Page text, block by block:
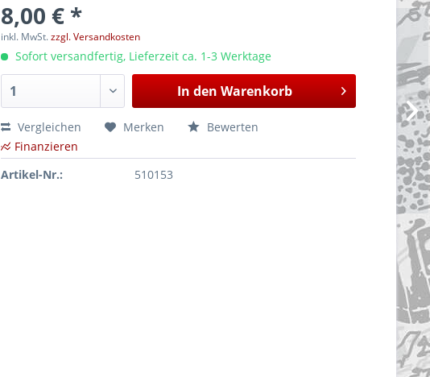
8,00 € *
inkl. MwSt.zzgl. Versandkosten
Sofort versandfertig, Lieferzeit ca. 1-3 Werktage
In den Warenkorb
Vergleichen Merken
Bewerten
Finanzieren
Artikel-Nr.:
510153